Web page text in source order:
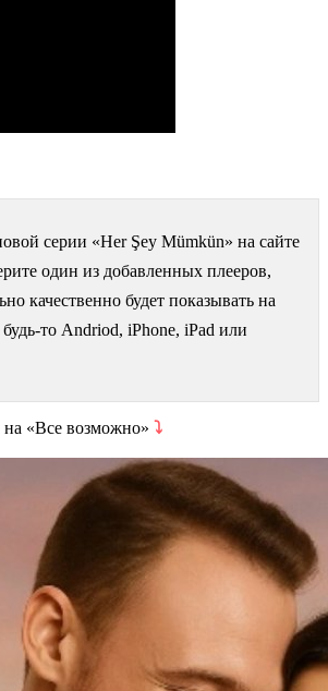
серии «Her Şey Mümkün» на сайте
один из добавленных плееров,
качественно будет показывать на
то Andriod, iPhone, iPad или
«Все возможно» ⤵